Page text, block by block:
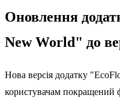
Оновлення
New World" до
Нова версія додатку
користувачам покращений